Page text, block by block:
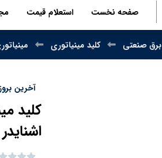
صفحه نخست استعلام قیمت
برق صنعتی کلید مینیاتوری
آخرین
اشنایدر